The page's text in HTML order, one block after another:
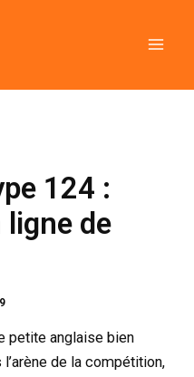
124 :
ligne de
petite anglaise bien
de la compétition,